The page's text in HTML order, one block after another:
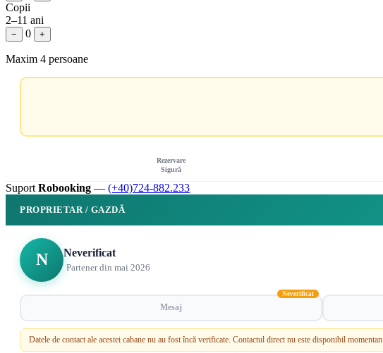
Copii
2–11 ani
− 0 +
Maxim 4 persoane
Rezervare
Sigură
Suport Robooking — (+40)724-882.233
PROPRIETAR / GAZDĂ
N Neverificat
Partener din mai 2026
Mesaj
Neverificat
Datele de contact ale acestei cabane nu au fost încă verificate. Contactul direct nu este disponibil momentan.